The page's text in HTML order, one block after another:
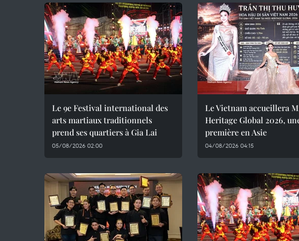
Le 9e Festival international des
arts martiaux traditionnels
prend ses quartiers à Gia Lai
05/08/2026 02:00
Le Vietnam accueillera
Heritage Global 2026,
première en Asie
04/08/2026 04:15